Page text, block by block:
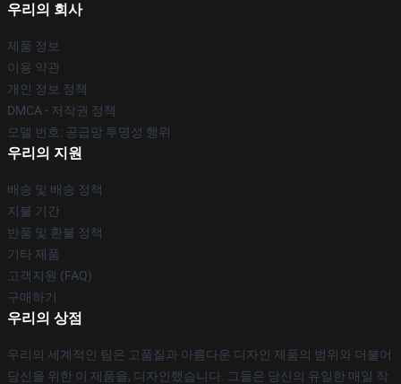
우리의 회사
제품 정보
이용 약관
개인 정보 정책
DMCA - 저작권 정책
모델 번호: 공급망 투명성 행위
우리의 지원
배송 및 배송 정책
지불 기간
반품 및 환불 정책
기타 제품
고객지원 (FAQ)
구매하기
우리의 상점
우리의 세계적인 팀은 고품질과 아름다운 디자인 제품의 범위와 더불어
당신을 위한 이 제품을, 디자인했습니다. 그들은 당신의 유일한 매일 작